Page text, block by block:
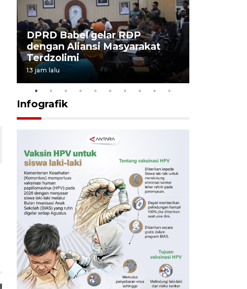
DPRD Babel gelar RDP
dengan Aliansi Masyarakat
Terdzolimi
13 jam lalu
Infografik